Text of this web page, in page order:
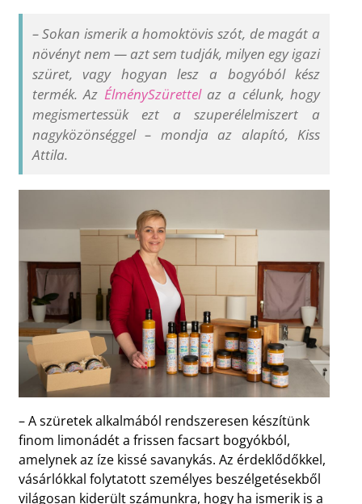
–Sokan ismerik a homoktövis szót, de magát a
növényt nem — azt sem tudják, milyen egy igazi
szüret, vagy hogyan lesz a bogyóból kész
termék. Az ÉlménySzürettelaz a célunk, hogy
megismertessük ezt a szuperélelmiszert a
nagyközönséggel– mondja az alapító, Kiss
Attila.
– A szüretek alkalmából rendszeresen készítünk
finom limonádét a frissen facsart bogyókból,
amelynek az íze kissé savanykás. Az érdeklődőkkel,
vásárlókkal folytatott személyes beszélgetésekből
világosan kiderült számunkra, hogy ha ismerik is a